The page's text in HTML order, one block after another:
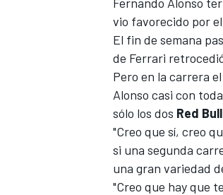
FÓRMULA E
vio favorecido por
El fin de semana
de Ferrari
Pero en la carrera el
Alonso casi con
sólo los dos Red Bull
"Creo que sí, creo
si una segunda
una gran variedad
"Creo que hay que